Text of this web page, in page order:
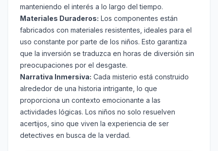
manteniendo el interés a lo largo del tiempo.
Materiales Duraderos: Los componentes están
fabricados con materiales resistentes, ideales para el
uso constante por parte de los niños. Esto garantiza
que la inversión se traduzca en horas de diversión sin
preocupaciones por el desgaste.
Narrativa Inmersiva: Cada misterio está construido
alrededor de una historia intrigante, lo que
proporciona un contexto emocionante a las
actividades lógicas. Los niños no solo resuelven
acertijos, sino que viven la experiencia de ser
detectives en busca de la verdad.